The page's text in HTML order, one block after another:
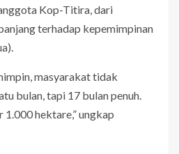
Kop-Titira, dari
terhadap kepemimpinan
masyarakat tidak
bulan, tapi 17 bulan penuh.
1.000 hektare,” ungkap